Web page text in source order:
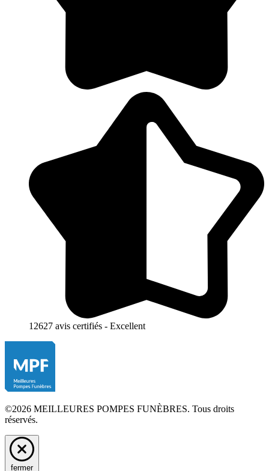
12627 avis certifiés - Excellent
©2026 MEILLEURES POMPES FUNÈBRES. Tous droits
réservés.
fermer